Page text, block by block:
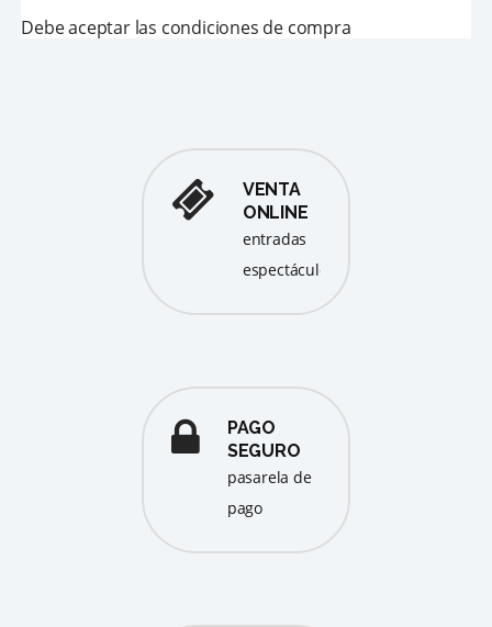
Debe aceptar las condiciones de compra
VENTA
ONLINE
entradas
espectáculos
PAGO
SEGURO
pasarela de
pago